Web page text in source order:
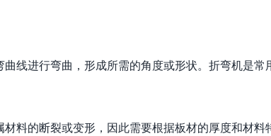
线进行弯曲，形成所需的角度或形状。折弯机是
料的断裂或变形，因此需要根据板材的厚度和材料